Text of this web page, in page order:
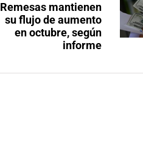
Remesas mantienen
su flujo de aumento
en octubre, según
informe